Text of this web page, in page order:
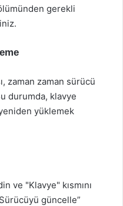
gerekli
zaman zaman sürücü
durumda, klavye
yüklemek
ve "Klavye" kısmını
güncelle”